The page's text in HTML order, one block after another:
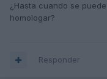
¿Hasta cuando se
homologar?
Responder